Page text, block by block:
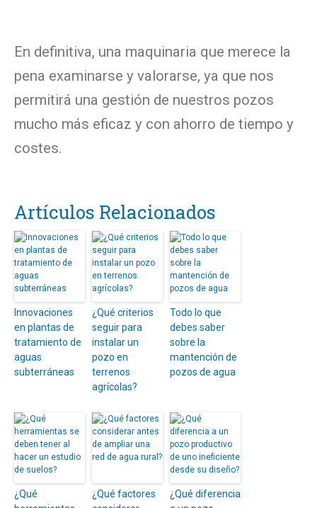
En definitiva, una maquinaria que merece la
pena examinarse y valorarse, ya que nos
permitirá una gestión de nuestros pozos
mucho más eficaz y con ahorro de tiempo y
costes.
Artículos Relacionados
Innovaciones
en plantas de
tratamiento de
aguas
subterráneas
¿Qué criterios
seguir para
instalar un
pozo en
terrenos
agrícolas?
Todo lo que
debes saber
sobre la
mantención de
pozos de agua
¿Qué
¿Qué factores
¿Qué diferencia